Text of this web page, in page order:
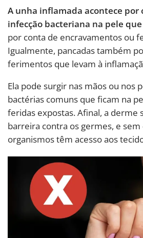
A unha inflamada acontece por
infecção bacteriana na pele
por conta de encravamentos ou
Igualmente, pancadas também
ferimentos que levam à
Ela pode surgir nas mãos ou nos
bactérias comuns que ficam na
feridas expostas. Afinal, a derme
barreira contra os germes, e sem
organismos têm acesso aos